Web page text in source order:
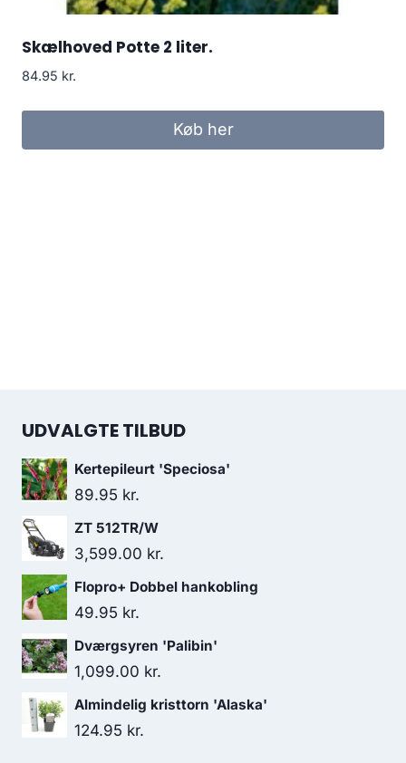
Skælhoved Potte 2 liter.
84.95 kr.
Køb her
UDVALGTE TILBUD
Kertepileurt 'Speciosa'
89.95 kr.
ZT 512TR/W
3,599.00 kr.
Flopro+ Dobbel hankobling
49.95 kr.
Dværgsyren 'Palibin'
1,099.00 kr.
Almindelig kristtorn 'Alaska'
124.95 kr.